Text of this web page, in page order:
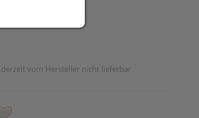
vom Hersteller nicht lieferbar